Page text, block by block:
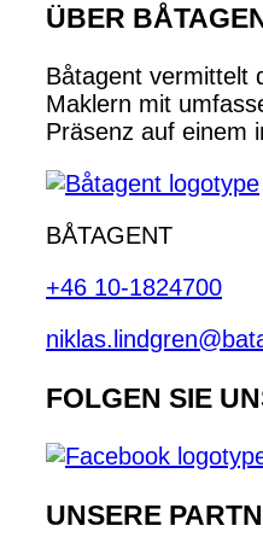
ÜBER
Båtagent vermittelt
Maklern mit
Präsenz auf einem
BÅTAGENT
+46 10-1824700
FOLGEN SIE
UNSERE